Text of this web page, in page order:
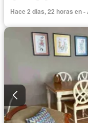
Terraza
Vista
Hace 2 días, 22 horas en